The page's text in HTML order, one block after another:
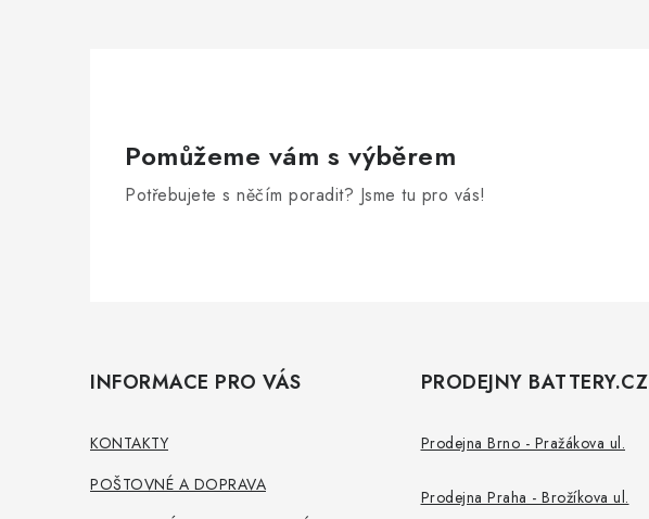
Pomůžeme vám s výběrem
Potřebujete s něčím poradit? Jsme tu pro vás!
INFORMACE PRO VÁS
KONTAKTY
POŠTOVNÉ A DOPRAVA
PRODEJNY BATTERY.CZ
Prodejna Brno - Pražákova ul.
Prodejna Praha - Brožíkova ul.